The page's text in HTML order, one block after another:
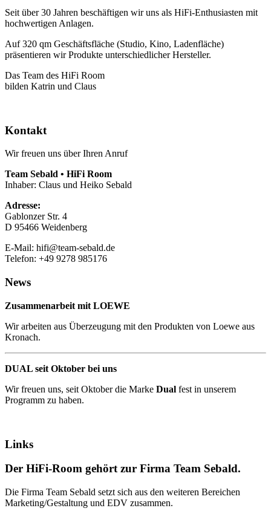
Seit über 30 Jahren beschäftigen wir uns als HiFi-Enthusiasten mit
hochwertigen Anlagen.
Auf 320 qm Geschäftsfläche (Studio, Kino, Ladenfläche)
präsentieren wir Produkte unterschiedlicher Hersteller.
Das Team des HiFi Room
bilden Katrin und Claus
Kontakt
Wir freuen uns über Ihren Anruf
Team Sebald • HiFi Room
Inhaber: Claus und Heiko Sebald
Adresse:
Gablonzer Str. 4
D 95466 Weidenberg
E-Mail: hifi@team-sebald.de
Telefon: +49 9278 985176
News
Zusammenarbeit mit LOEWE
Wir arbeiten aus Überzeugung mit den Produkten von Loewe aus
Kronach.
DUAL seit Oktober bei uns
Wir freuen uns, seit Oktober die Marke Dual fest in unserem
Programm zu haben.
Links
Der HiFi-Room gehört zur Firma Team Sebald.
Die Firma Team Sebald setzt sich aus den weiteren Bereichen
Marketing/Gestaltung und EDV zusammen.